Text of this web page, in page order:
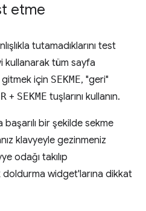
etme
tutamadıklarını test
kullanarak tüm sayfa
için SEKME, "geri"
+ SEKME tuşlarını kullanın.
bir şekilde sekme
klavyeyle gezinmeniz
odağı takılıp
widget'larına dikkat